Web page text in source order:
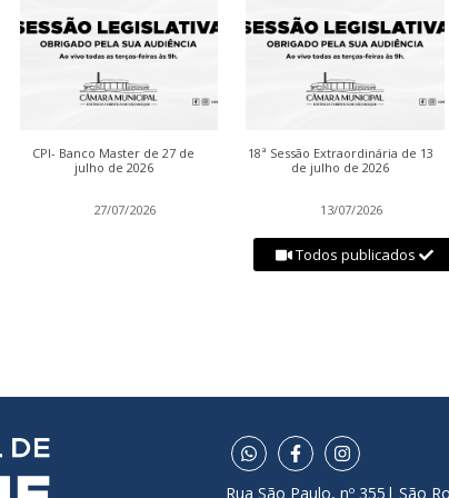
CPI- Banco Master de 27 de
julho de 2026
27/07/2026
18ª Sessão Extraordinária de 13
de julho de 2026
13/07/2026
Todos publicados
Rua São Paulo, nº 355| São